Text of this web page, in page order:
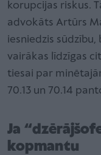
korupcijas riskus.
advokāts Artūrs
iesniedzis
vairākas līdzīgas
tiesai par
70.13 un 70.14
Ja
kopmantu